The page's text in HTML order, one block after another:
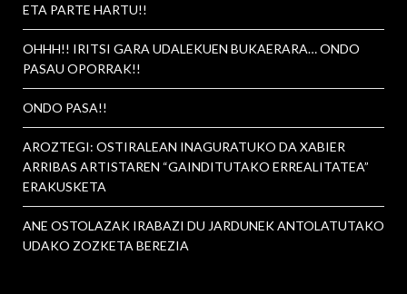
ETA PARTE HARTU!!
OHHH!! IRITSI GARA UDALEKUEN BUKAERARA… ONDO
PASAU OPORRAK!!
ONDO PASA!!
AROZTEGI: OSTIRALEAN INAGURATUKO DA XABIER
ARRIBAS ARTISTAREN “GAINDITUTAKO ERREALITATEA”
ERAKUSKETA
ANE OSTOLAZAK IRABAZI DU JARDUNEK ANTOLATUTAKO
UDAKO ZOZKETA BEREZIA